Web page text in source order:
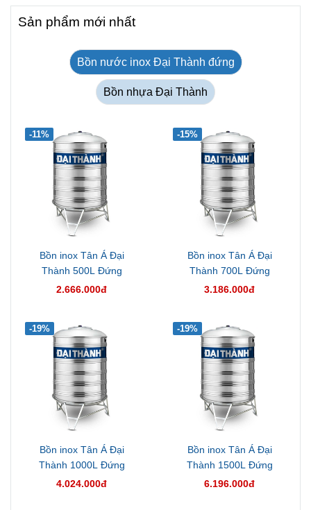
Sản phẩm mới nhất
Bồn nước inox Đại Thành đứng
Bồn nhựa Đại Thành
Bồn inox Tân Á Đại
Thành 500L Đứng
2.666.000đ
-11%
Bồn inox Tân Á Đại
Thành 700L Đứng
3.186.000đ
-15%
Bồn inox Tân Á Đại
Thành 1000L Đứng
4.024.000đ
-19%
Bồn inox Tân Á Đại
Thành 1500L Đứng
6.196.000đ
-19%